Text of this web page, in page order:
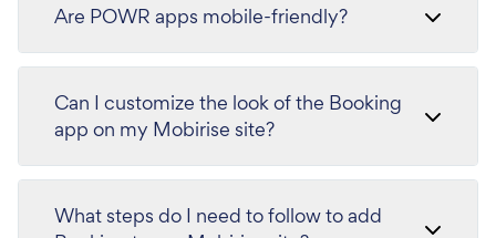
Are POWR apps mobile-friendly?
Can I customize the look of the Booking
app on my Mobirise site?
What steps do I need to follow to add